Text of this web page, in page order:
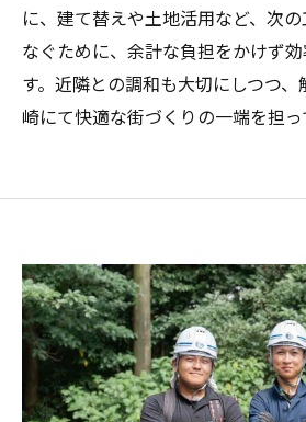
に、建て替えや土地活用など、次
なぐために、余計な負担をかけず
す。近隣との調和も大切にしつつ
崎にて快適な街づくりの一端を担っ